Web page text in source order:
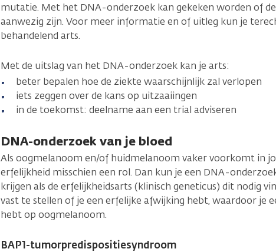
mutatie. Met het DNA-onderzoek kan gekeken worden of
aanwezig zijn. Voor meer informatie en of uitleg kun je
behandelend arts.
Met de uitslag van het DNA-onderzoek kan je arts:
beter bepalen hoe de ziekte waarschijnlijk zal verlopen
iets zeggen over de kans op uitzaaiingen
in de toekomst: deelname aan een trial adviseren
DNA-onderzoek van je bloed
Als oogmelanoom en/of huidmelanoom vaker voorkomt in
erfelijkheid misschien een rol. Dan kun je een DNA-
krijgen als de erfelijkheidsarts (klinisch geneticus) dit nodig
vast te stellen of je een erfelijke afwijking hebt, waardoor je
hebt op oogmelanoom.
BAP1-tumorpredispositiesyndroom